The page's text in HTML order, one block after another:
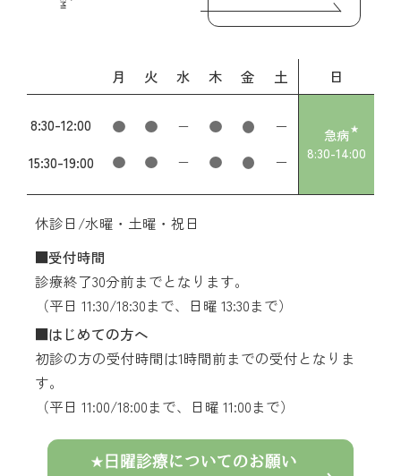
月 火 水 木 金 土 日
8:30-12:00
急病
8:30-14:00
15:30-19:00
休診日/水曜・土曜・祝日
受付時間
診療終了30分前までとなります。
（平日 11:30/18:30まで、日曜 13:30まで）
はじめての方へ
初診の方の受付時間は1時間前までの受付となりま
す。
（平日 11:00/18:00まで、日曜 11:00まで）
日曜診療についてのお願い